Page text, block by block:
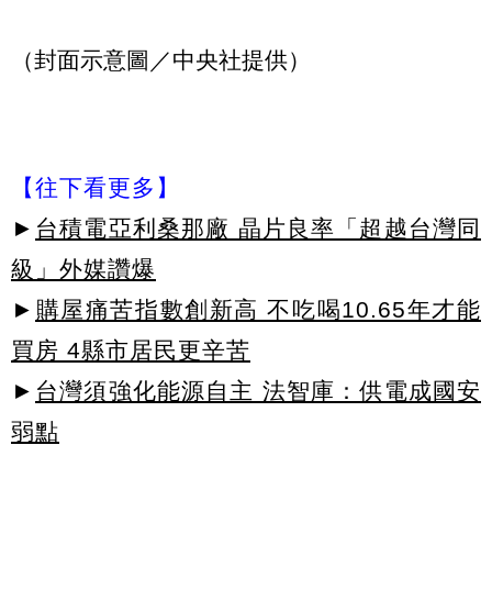
（封面示意圖／中央社提供）
【往下看更多】
► 台積電亞利桑那廠 晶片良率「超越台灣同
級」外媒讚爆
► 購屋痛苦指數創新高 不吃喝10.65年才能
買房 4縣市居民更辛苦
► 台灣須強化能源自主 法智庫：供電成國安
弱點